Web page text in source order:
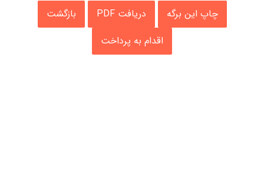
چاپ این برگه دریافت PDF
بازگشت
اقدام به پرداخت